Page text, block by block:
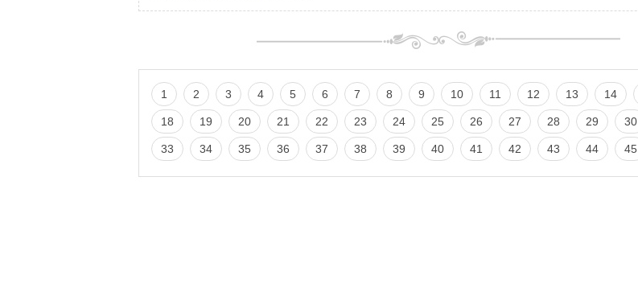
1 2 3 4 5 6 7 8 9 10 11 12 13 14
18 19 20 21 22 23 24 25 26 27 28 29 30
33 34 35 36 37 38 39 40 41 42 43 44 45